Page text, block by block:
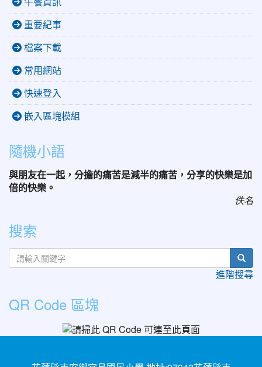
重要紀事
檔案下載
常用網站
快速登入
嵌入區塊模組
隨機小語
與朋友在一起，分擔的痛苦是減半的痛苦，分享的快樂是加
倍的快樂。
佚名
搜索
進階搜尋
QR Code 區塊